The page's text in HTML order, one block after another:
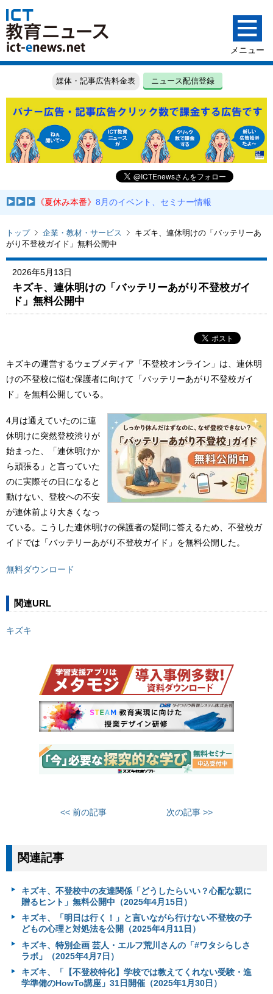
媒体・記事広告料金表 ニュース配信登録
《夏休み本番》8月のイベント、セミナー情報
トップ 企業・教材・サービス
キズキ、連休明けの「バッテリーあ
がり不登校ガイド」無料公開中
2026年5月13日
キズキ、連休明けの「バッテリーあがり不登校ガイ
ド」無料公開中
キズキの運営するウェブメディア「不登校オンライン」は、連休明
けの不登校に悩む保護者に向けて「バッテリーあがり不登校ガイ
ド」を無料公開している。
4月は通えていたのに連
休明けに突然登校渋りが
始まった、「連休明けか
ら頑張る」と言っていた
のに実際その日になると
動けない、登校への不安
が連休前より大きくなっ
ている。こうした連休明けの保護者の疑問に答えるため、不登校ガ
イドでは「バッテリーあがり不登校ガイド」を無料公開した。
無料ダウンロード
関連URL
キズキ
<< 前の記事 次の記事 >>
関連記事
キズキ、不登校中の友達関係「どうしたらいい？心配な親に
贈るヒント」無料公開中（2025年4月15日）
キズキ、「明日は行く！」と言いながら行けない不登校の子
どもの心理と対処法を公開（2025年4月11日）
キズキ、特別企画 芸人・エルフ荒川さんの「#ワタシらしさ
ラボ」（2025年4月7日）
キズキ、「【不登校特化】学校では教えてくれない受験・進
学準備のHowTo講座」31日開催（2025年1月30日）